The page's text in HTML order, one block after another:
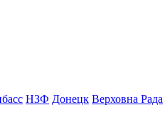
НЗФ Донецк Верховна Рада